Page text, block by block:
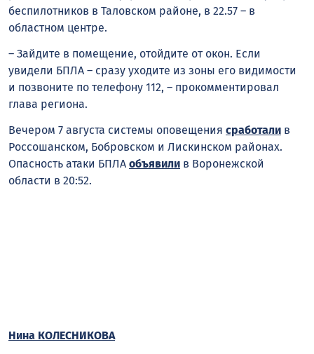
беспилотников в Таловском районе, в 22.57 – в
областном центре.
– Зайдите в помещение, отойдите от окон. Если
увидели БПЛА – сразу уходите из зоны его видимости
и позвоните по телефону 112, – прокомментировал
глава региона.
Вечером 7 августа системы оповещения сработали в
Россошанском, Бобровском и Лискинском районах.
Опасность атаки БПЛА объявили в Воронежской
области в 20:52.
Нина КОЛЕСНИКОВА